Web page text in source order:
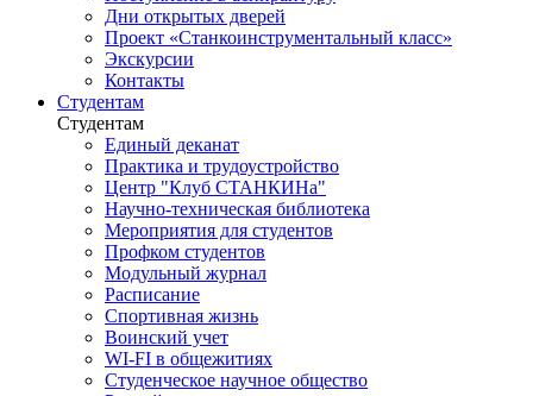
Дни открытых дверей
Проект «Станкоинструментальный класс»
Экскурсии
Контакты
Студентам
Студентам
Единый деканат
Практика и трудоустройство
Центр "Клуб СТАНКИНа"
Научно-техническая библиотека
Мероприятия для студентов
Профком студентов
Модульный журнал
Расписание
Спортивная жизнь
Воинский учет
WI-FI в общежитиях
Студенческое научное общество